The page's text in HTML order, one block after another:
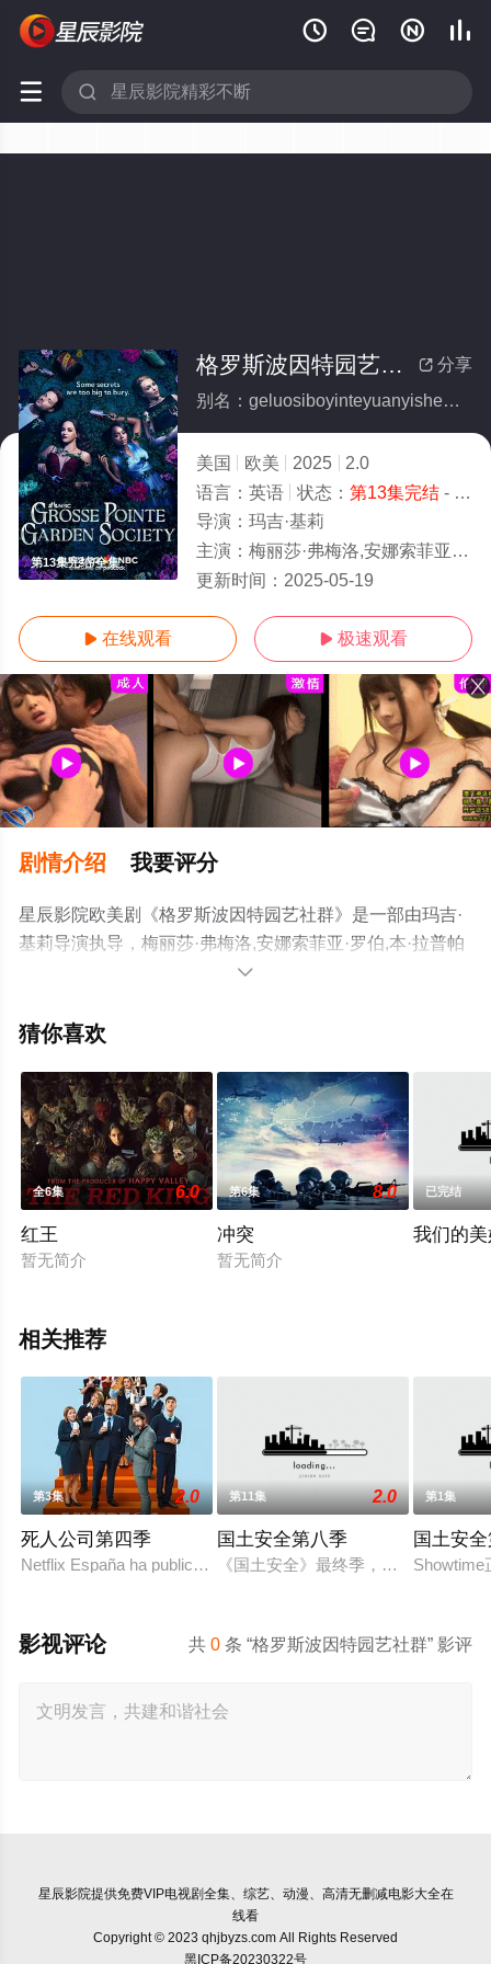
   
 
第13集完结/全集
 分享
格罗斯波因特园艺社群(全集)
别名：geluosiboyinteyuanyishequn
美国 欧美 2025
2.0
语言： 英语 状态： 第13集完结- 免费在线观看
导演： 玛吉·基莉
主演： 梅丽莎·弗梅洛,安娜索菲亚·罗伯,本·拉普帕波特,阿雅·娜奥米·金,南希·特拉维斯,马修·戴维斯,亚历
更新时间： 2025-05-19
 在线观看  极速观看
剧情介绍 我要评分
星辰影院欧美剧《格罗斯波因特园艺社群》是一部由玛吉·
基莉导演执导，梅丽莎·弗梅洛,安娜索菲亚·罗伯,本·拉普帕
波特,阿雅·娜奥米·金,南希·特拉维斯,马修·戴维斯,亚历山大·
情已揭晓（第13集完结），手机免费观看高清未删减完整
看，更多剧情信息可移步至豆瓣电视剧、电视猫或剧情网
等平台了解。

猜你喜欢
全6集 6.0
红王
暂无简介
第6集 8.0
冲突
暂无简介
已完结
我们的
相关推荐
第3集 2.0
死人公司第四季
Netflix España ha publicado en redes sociales
第11集 2.0
国土安全第八季
《国土安全》最终季，捱过七个多
第1集
国土安
Showtime
共0 条 “格罗斯波因特园艺社群” 影评
影视评论
星辰影院提供免费VIP电视剧全集、综艺、动漫、高清无删减电影大全在
线看
Copyright © 2023 qhjbyzs.com All Rights Reserved
黑ICP备20230322号